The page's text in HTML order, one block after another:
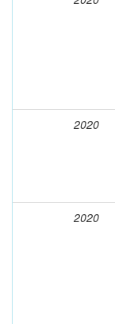
2020
2020